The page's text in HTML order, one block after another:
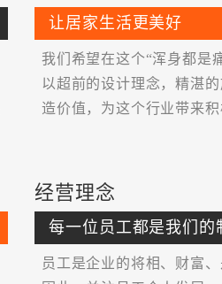
第二届“欧典杯”全国居室
第六届中国室内设计双年
2007年威能杯中国（住宅
让居家生活更美好
我们希望在这个“浑身都是
以超前的设计理念，精湛
造价值，为这个行业带来积
经营理念
每一位员工都是我们
员工是企业的将相、财富、